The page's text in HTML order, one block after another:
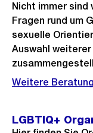
Nicht immer
Fragen rund um
sexuelle
Auswahl
Weitere
LGBTIQ+